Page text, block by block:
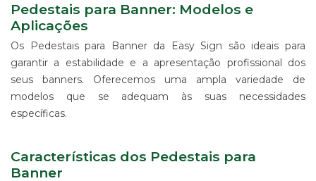
PRODUTOS
&
IMPRESSÃO
EM
ADESIVO
IMPRESSÃO
LONA
Pedestais para Banner: Modelos e
Aplicações
Os Pedestais para Banner da Easy Sign são ideais para
garantir a estabilidade e a apresentação profissional dos
seus banners. Oferecemos uma ampla variedade de
modelos que se adequam às suas necessidades
específicas.
Características dos Pedestais para
Banner